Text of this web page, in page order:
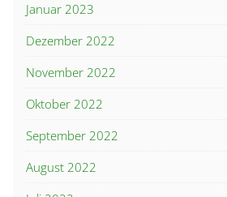
Januar 2023
Dezember 2022
November 2022
Oktober 2022
September 2022
August 2022